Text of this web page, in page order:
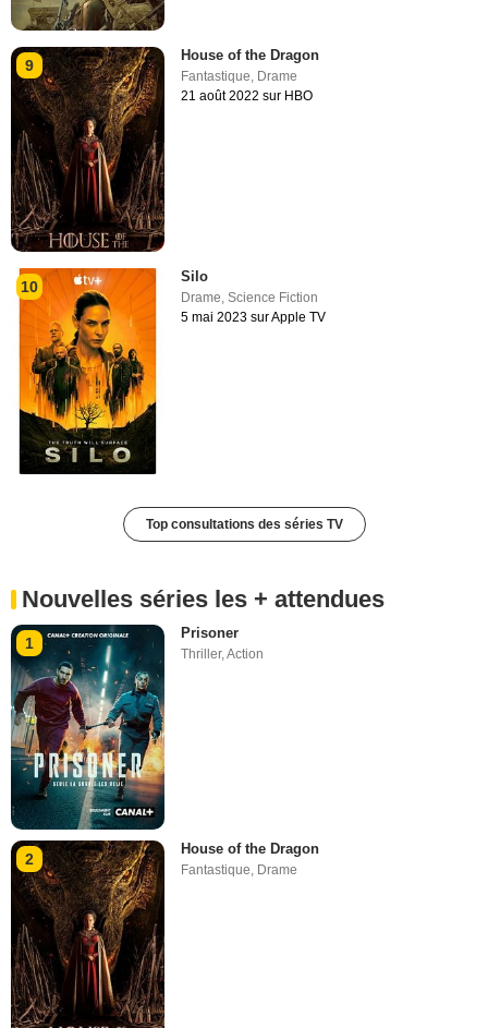
9
House of the Dragon
Fantastique, Drame
21 août 2022 sur HBO
10
Silo
Drame,Science Fiction
5 mai 2023 sur Apple TV
Top consultations des séries TV
Nouvelles séries les + attendues
1
Prisoner
Thriller,Action
2
House of the Dragon
Fantastique, Drame